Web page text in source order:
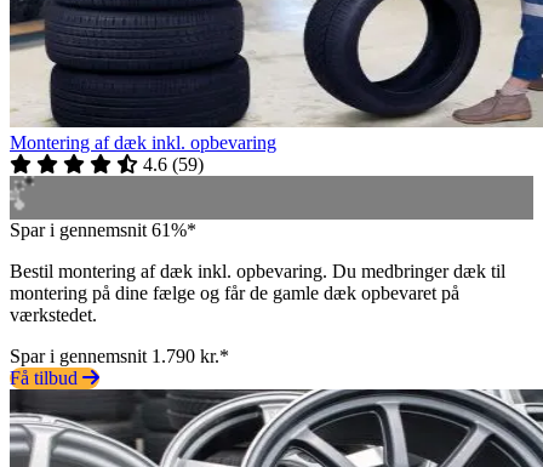
Montering af dæk inkl. opbevaring
4.6 (59)
Spar i gennemsnit 61%*
Bestil montering af dæk inkl. opbevaring. Du medbringer dæk til
montering på dine fælge og får de gamle dæk opbevaret på
værkstedet.
Spar i gennemsnit 1.790 kr.*
Få tilbud